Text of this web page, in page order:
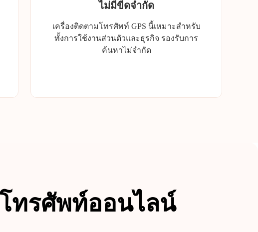
ไม่มีขีดจำกัด
เครื่องติดตามโทรศัพท์ GPS นี้เหมาะสำหรับ
ทั้งการใช้งานส่วนตัวและธุรกิจ รองรับการ
ค้นหาไม่จำกัด
ทรศัพท์ออนไลน์